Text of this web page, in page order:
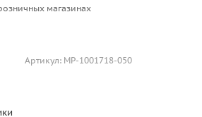
магазинах
Артикул: МР-1001718-050